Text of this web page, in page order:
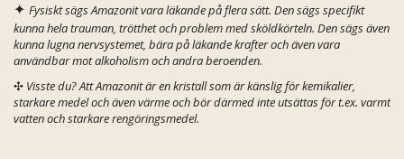
✦ Fysiskt sägs Amazonit vara läkande på flera sätt. Den sägs specifikt
kunna hela trauman, trötthet och problem med sköldkörteln. Den sägs även
kunna lugna nervsystemet, bära på läkande krafter och även vara
användbar mot alkoholism och andra beroenden.
✣ Visste du? Att Amazonit är en kristall som är känslig för kemikalier,
starkare medel och även värme och bör därmed inte utsättas för t.ex. varmt
vatten och starkare rengöringsmedel.